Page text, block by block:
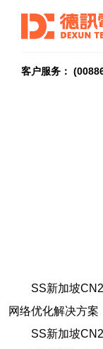
客户服务：
SS新加坡
网络优化解决方案
SS新加坡